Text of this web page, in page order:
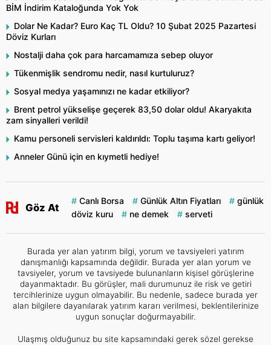
BİM İndirim Kataloğunda Yok Yok
Dolar Ne Kadar? Euro Kaç TL Oldu? 10 Şubat 2025 Pazartesi
Döviz Kurları
Nostalji daha çok para harcamamıza sebep oluyor
Tükenmişlik sendromu nedir, nasıl kurtuluruz?
Sosyal medya yaşamınızı ne kadar etkiliyor?
Brent petrol yükselişe geçerek 83,50 dolar oldu! Akaryakıta
zam sinyalleri verildi!
Kamu personeli servisleri kaldırıldı: Toplu taşıma kartı geliyor!
Anneler Günü için en kıymetli hediye!
Göz At
Canlı Borsa Günlük Altın Fiyatları
günlük
döviz kuru
ne demek serveti
Burada yer alan yatırım bilgi, yorum ve tavsiyeleri yatırım
danışmanlığı kapsamında değildir. Burada yer alan yorum ve
tavsiyeler, yorum ve tavsiyede bulunanların kişisel görüşlerine
dayanmaktadır. Bu görüşler, mali durumunuz ile risk ve getiri
tercihlerinize uygun olmayabilir. Bu nedenle, sadece burada yer
alan bilgilere dayanılarak yatırım kararı verilmesi, beklentilerinize
uygun sonuçlar doğurmayabilir.
Ulaşmış olduğunuz bu site kapsamındaki gerek sözel gerekse